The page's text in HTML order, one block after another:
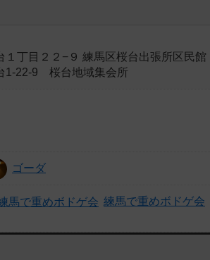
１丁目２２−９ 練馬区桜台出張所区民館
1-22-9 桜台地域集会所
ゴーダ
練馬で重めボドゲ会